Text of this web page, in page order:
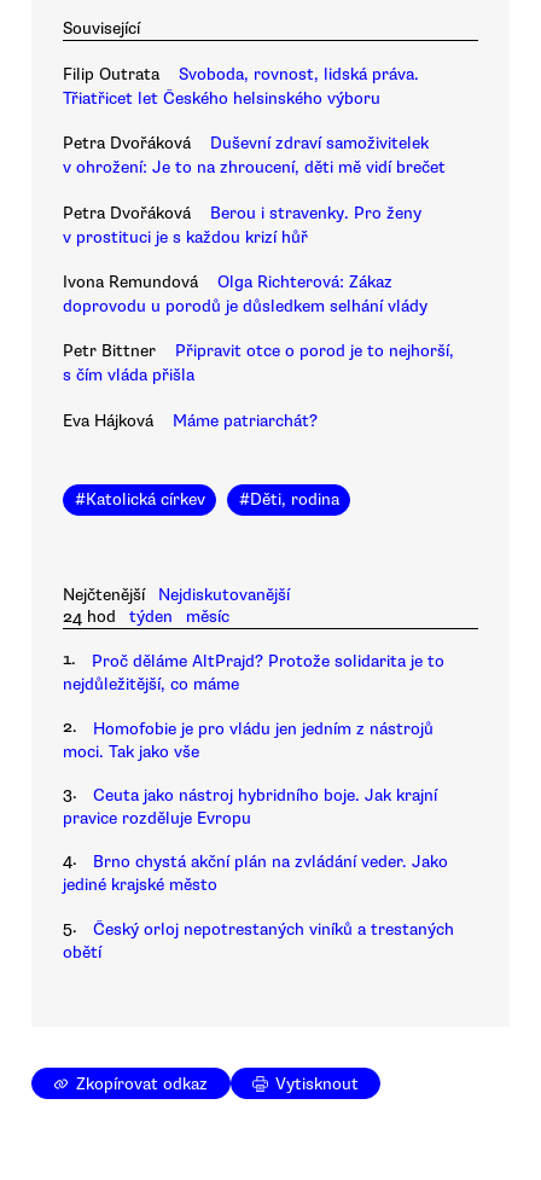
Související
Filip Outrata
Svoboda, rovnost, lidská práva.
Třiatřicet let Českého helsinského výboru
Petra Dvořáková
Duševní zdraví samoživitelek
v ohrožení: Je to na zhroucení, děti mě vidí brečet
Petra Dvořáková
Berou i stravenky. Pro ženy
v prostituci je s každou krizí hůř
Ivona Remundová
Olga Richterová: Zákaz
doprovodu u porodů je důsledkem selhání vlády
Petr Bittner
Připravit otce o porod je to nejhorší,
s čím vláda přišla
Eva Hájková Máme patriarchát?
#Katolická církev #Děti, rodina
Nejčtenější
Nejdiskutovanější
24 hod
týden měsíc
1.
Proč děláme AltPrajd? Protože solidarita je to
nejdůležitější, co máme
2.
Homofobie je pro vládu jen jedním z nástrojů
moci. Tak jako vše
3.
Ceuta jako nástroj hybridního boje. Jak krajní
pravice rozděluje Evropu
4.
Brno chystá akční plán na zvládání veder. Jako
jediné krajské město
5.
Český orloj nepotrestaných viníků a trestaných
obětí
Zkopírovat odkaz Vytisknout